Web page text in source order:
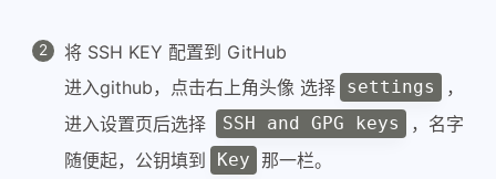
将 SSH KEY 配置到 GitHub
进入github，点击右上角头像 选择
settings
，
进入设置页后选择
SSH and GPG keys
，名字
随便起，公钥填到
Key 那一栏。